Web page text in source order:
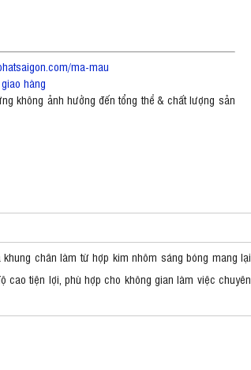
ma-mau
hàng
không ảnh hưởng đến tổng thể & chất lượng sản
chân làm từ hợp kim nhôm sáng bóng mang lại
cao tiện lợi, phù hợp cho không gian làm việc chuyên